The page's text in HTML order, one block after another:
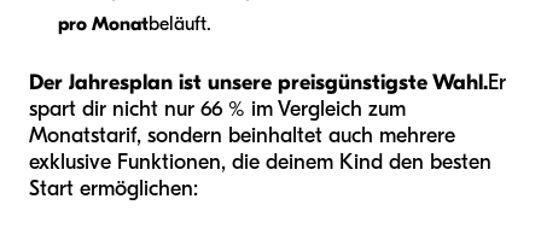
pro Monatbeläuft.
Der Jahresplan ist unsere preisgünstigste Wahl.Er
spart dir nicht nur 66 % im Vergleich zum
Monatstarif, sondern beinhaltet auch mehrere
exklusive Funktionen, die deinem Kind den besten
Start ermöglichen: